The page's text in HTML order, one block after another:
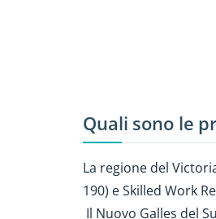
Quali sono le
La regione del
190) e Skilled Work
Il Nuovo Galles del